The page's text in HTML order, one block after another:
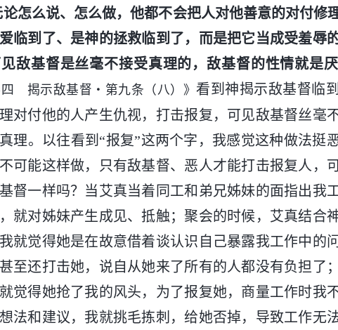
论怎么说、怎么做，他都不会把人对他善意的对付修
临到了、是神的拯救临到了，而是把它当成受羞辱
敌基督是丝毫不接受真理的，敌基督的性情就是
四 揭示敌基督・第九条（八）》 看到神揭示敌基督临
对付他的人产生仇视，打击报复，可见敌基督丝毫
理。以往看到“报复”这两个字，我感觉这种做法挺
可能这样做，只有敌基督、恶人才能打击报复人，
督一样吗？当艾真当着同工和弟兄姊妹的面指出我
就对姊妹产生成见、抵触；聚会的时候，艾真结合
就觉得她是在故意借着谈认识自己暴露我工作中的
至还打击她，说自从她来了所有的人都没有负担了
觉得她抢了我的风头，为了报复她，商量工作时我
法和建议，我就挑毛拣刺，给她否掉，导致工作无